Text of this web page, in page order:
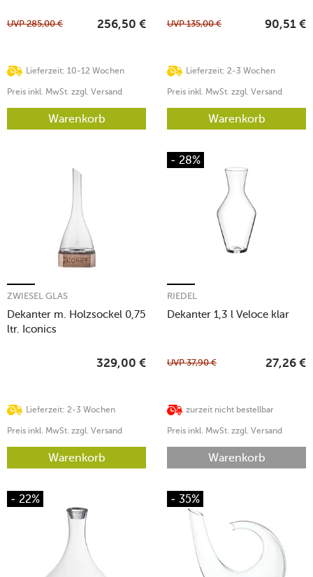
Lieferzeit: 10-12 Wochen
UVP285,00 € 256,50 €
Preis inkl. MwSt. zzgl. Versand
Warenkorb
Lieferzeit: 2-3 Wochen
UVP135,00 € 90,51 €
Preis inkl. MwSt. zzgl. Versand
Warenkorb
Dekanter m. Holzsockel 0,75
ltr. Iconics
ZWIESEL GLAS
Lieferzeit: 2-3 Wochen
329,00 €
Preis inkl. MwSt. zzgl. Versand
Warenkorb
- 28%
Dekanter 1,3 l Veloce klar
RIEDEL
zurzeit nicht bestellbar
UVP37,90 € 27,26 €
Preis inkl. MwSt. zzgl. Versand
Warenkorb
- 22% - 35%